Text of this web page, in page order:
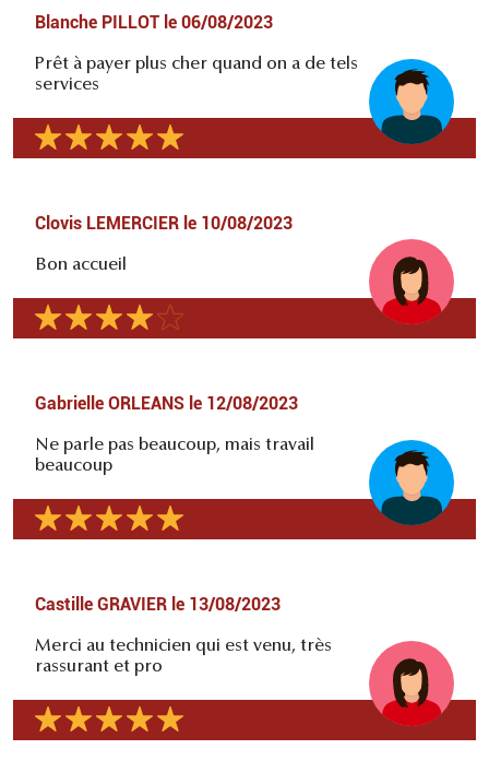
Blanche PILLOT le 06/08/2023
Prêt à payer plus cher quand on a de tels
services
Clovis LEMERCIER le 10/08/2023
Bon accueil
Gabrielle ORLEANS le 12/08/2023
Ne parle pas beaucoup, mais travail
beaucoup
Castille GRAVIER le 13/08/2023
Merci au technicien qui est venu, très
rassurant et pro